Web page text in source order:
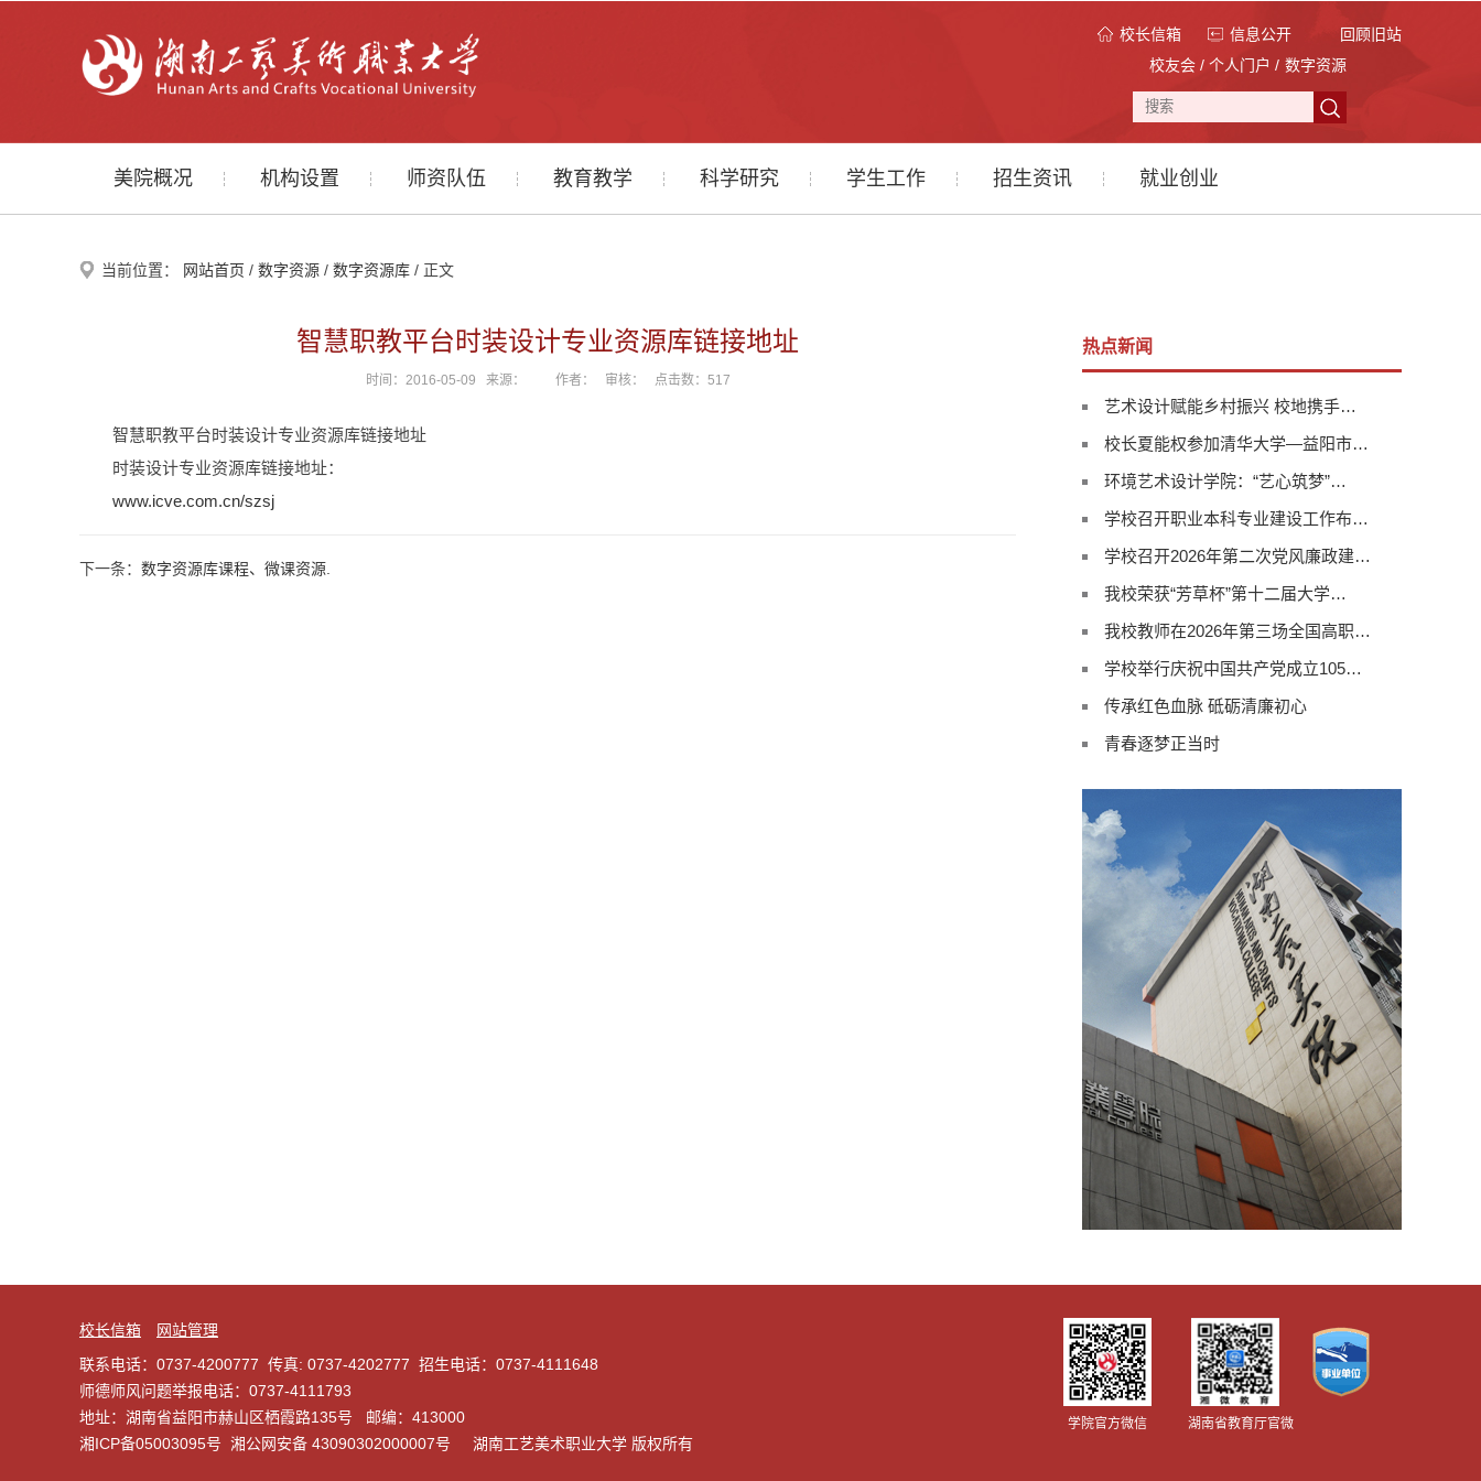
校长信箱 信息公开
回顾旧站
校友会 / 个人门户 / 数字资源
美院概况 机构设置 师资队伍 教育教学 科学研究 学生工作 招生资讯 就业创业
当前位置： 网站首页 / 数字资源 / 数字资源库 / 正文
热点新闻
艺术设计赋能乡村振兴 校地携手…
校长夏能权参加清华大学—益阳市…
环境艺术设计学院：“艺心筑梦”…
学校召开职业本科专业建设工作布…
学校召开2026年第二次党风廉政建…
我校荣获“芳草杯”第十二届大学…
我校教师在2026年第三场全国高职…
学校举行庆祝中国共产党成立105…
传承红色血脉 砥砺清廉初心
青春逐梦正当时
智慧职教平台时装设计专业资源库链接地址
时间：2016-05-09 来源： 作者： 审核： 点击数： 517
智慧职教平台时装设计专业资源库链接地址
时装设计专业资源库链接地址：
www.icve.com.cn/szsj
下一条： 数字资源库课程、微课资源.
校长信箱
网站管理
联系电话：0737-4200777 传真: 0737-4202777 招生电话：0737-4111648
师德师风问题举报电话：0737-4111793
地址：湖南省益阳市赫山区栖霞路135号 邮编：413000
湘ICP备05003095号 湘公网安备 43090302000007号 湖南工艺美术职业大学 版权所有
学院官方微信 湖南省教育厅官微